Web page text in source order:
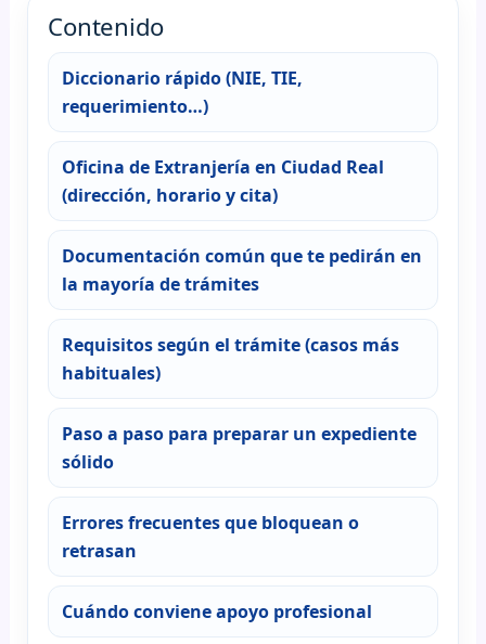
Contenido
Diccionario rápido (NIE, TIE,
requerimiento…)
Oficina de Extranjería en Ciudad Real
(dirección, horario y cita)
Documentación común que te pedirán en
la mayoría de trámites
Requisitos según el trámite (casos más
habituales)
Paso a paso para preparar un expediente
sólido
Errores frecuentes que bloquean o
retrasan
Cuándo conviene apoyo profesional